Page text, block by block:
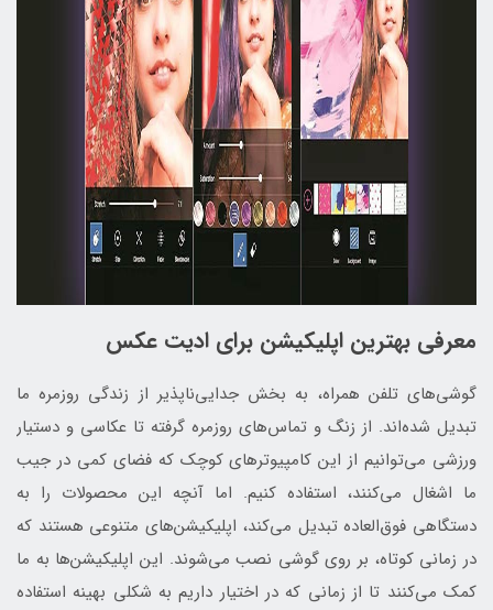
معرفی بهترین اپلیکیشن برای ادیت عکس
گوشی‌های تلفن همراه، به بخش جدایی‌ناپذیر از زندگی روزمره ما
تبدیل شده‌اند. از زنگ و تماس‌های روزمره گرفته تا عکاسی و دستیار
ورزشی می‌توانیم از این کامپیوترهای کوچک که فضای کمی در جیب
ما اشغال می‌کنند، استفاده کنیم. اما آنچه این محصولات را به
دستگاهی فوق‌العاده تبدیل می‌کند، اپلیکیشن‌های متنوعی هستند که
در زمانی کوتاه، بر روی گوشی نصب می‌شوند. این اپلیکیشن‌ها به ما
کمک می‌کنند تا از زمانی که در اختیار داریم به شکلی بهینه استفاده